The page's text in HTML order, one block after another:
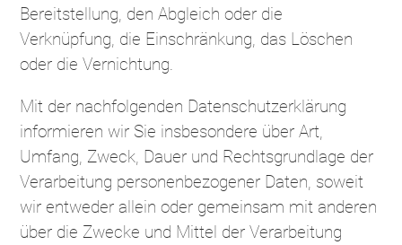
Bereitstellung, den Abgleich oder die
Verknüpfung, die Einschränkung, das Löschen
oder die Vernichtung.
Mit der nachfolgenden Datenschutzerklärung
informieren wir Sie insbesondere über Art,
Umfang, Zweck, Dauer und Rechtsgrundlage der
Verarbeitung personenbezogener Daten, soweit
wir entweder allein oder gemeinsam mit anderen
über die Zwecke und Mittel der Verarbeitung